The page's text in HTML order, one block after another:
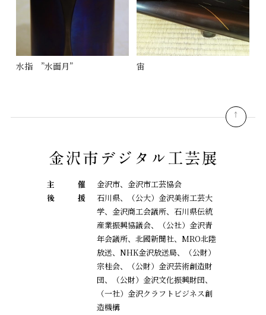
水指 ”水面月” 宙
主 催
金沢市、金沢市工芸協会
後
援
石川県、（公大）金沢美術工芸大
学、金沢商工会議所、石川県伝統
産業振興協議会、
（公社）金沢青
年会議所、北國新聞社、MRO北陸
放送、NHK金沢放送局、（公財）
宗桂会、
（公財）金沢芸術創造財
団、（公財）金沢文化振興財団、
（一社）金沢クラフトビジネス創
造機構